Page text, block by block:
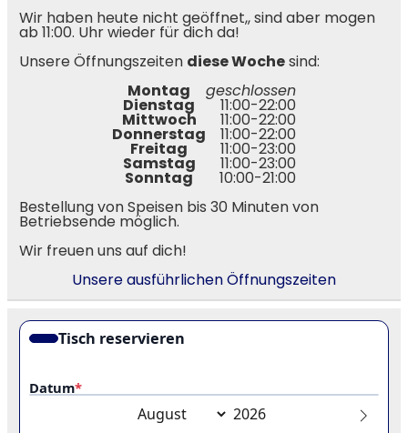
Wir haben heute nicht geöffnet,, sind aber mogen
ab 11:00. Uhr wieder für dich da!
Unsere Öffnungszeiten diese Wochesind:
Montag
geschlossen
Dienstag 11:00-22:00
Mittwoch 11:00-22:00
Donnerstag 11:00-22:00
Freitag 11:00-23:00
Samstag 11:00-23:00
Sonntag
10:00-21:00
Bestellung von Speisen bis 30 Minuten von
Betriebsende möglich.
Wir freuen uns auf dich!
Unsere ausführlichen Öffnungszeiten
Tisch reservieren
Datum*